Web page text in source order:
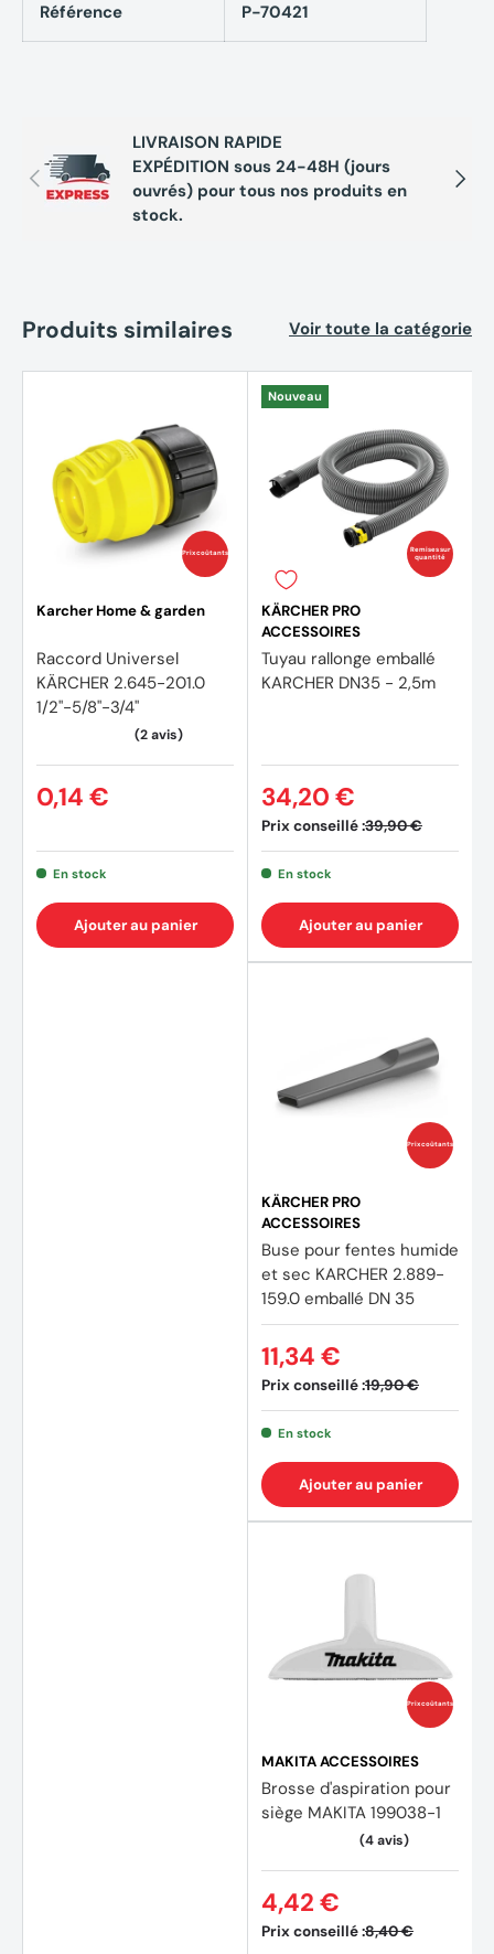
Référence P-70421
Précédent
LIVRAISON RAPIDE
EXPÉDITION sous 24-48H (jours
ouvrés) pour tous nos produits en
stock.
Produits similaires Voir toute la catégorie
Prix coûtants
Karcher Home & garden
Raccord Universel
KÄRCHER 2.645-201.0
1/2"-5/8"-3/4"
0,14 €
En stock
Ajouter au panier
Remises sur
quantité
Nouveau
KÄRCHER PRO
ACCESSOIRES
Tuyau rallonge emballé
KARCHER DN35 - 2,5m
Prix conseillé :39,90 €
34,20 €
En stock
Ajouter au panier
Prix coûtants
KÄRCHER PRO
ACCESSOIRES
Buse pour fentes humide
et sec KARCHER 2.889-
159.0 emballé DN 35
Prix conseillé :19,90 €
11,34 €
En stock
Ajouter au panier
Prix coûtants
MAKITA ACCESSOIRES
Brosse d'aspiration pour
siège MAKITA 199038-1
Prix conseillé :8,40 €
4,42 €